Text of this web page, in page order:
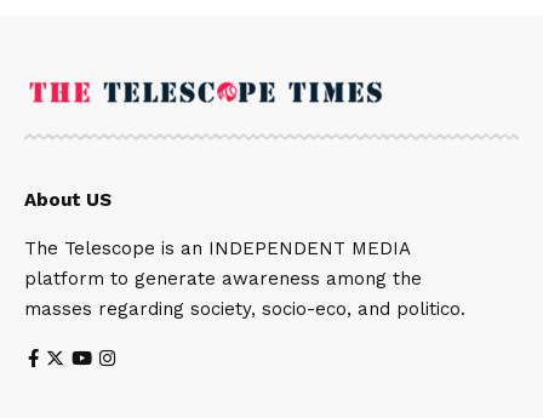
About US
The Telescope is an INDEPENDENT MEDIA
platform to generate awareness among the
masses regarding society, socio-eco, and politico.